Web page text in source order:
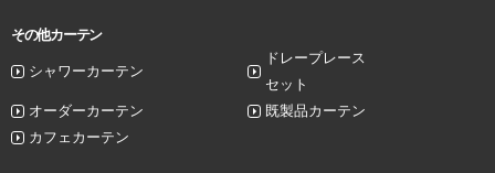
その他カーテン
シャワーカーテン
ドレープレース
セット
オーダーカーテン
既製品カーテン
カフェカーテン